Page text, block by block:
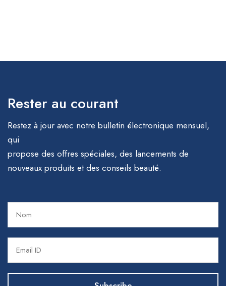
Rester au courant
Restez à jour avec notre bulletin électronique mensuel,
qui
propose des offres spéciales, des lancements de
nouveaux produits et des conseils beauté.